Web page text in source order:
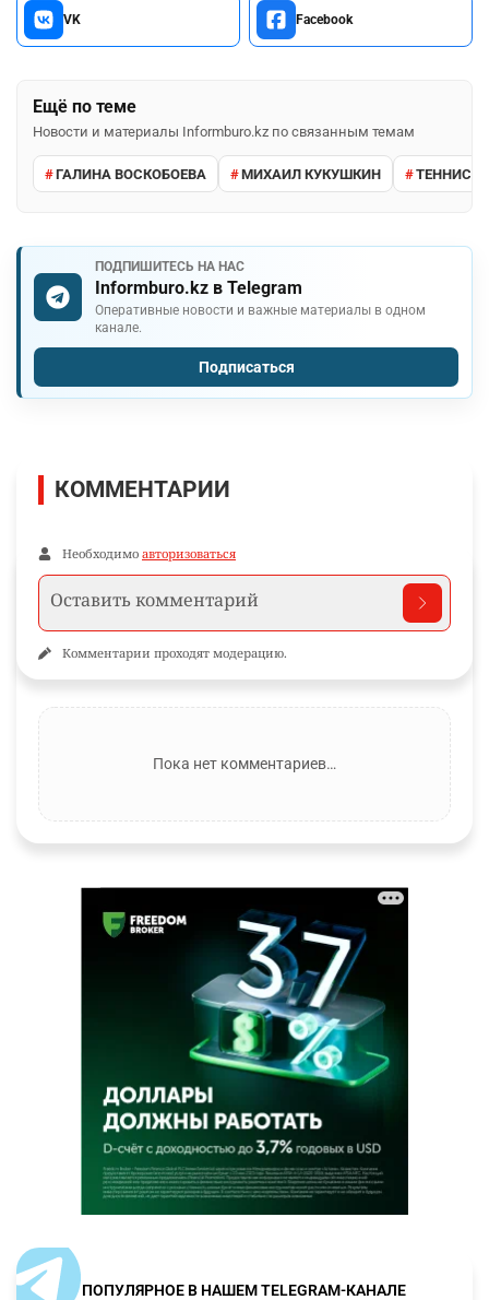
VK Facebook
Ещё по теме
Новости и материалы Informburo.kz по связанным темам
ГАЛИНА ВОСКОБОЕВА МИХАИЛ КУКУШКИН ТЕННИС
ПОДПИШИТЕСЬ НА НАС
Informburo.kz в Telegram
Оперативные новости и важные материалы в одном
канале.
Подписаться
КОММЕНТАРИИ
Необходимо авторизоваться
Комментарии проходят модерацию.
Пока нет комментариев…
ПОПУЛЯРНОЕ В НАШЕМ TELEGRAM-КАНАЛЕ